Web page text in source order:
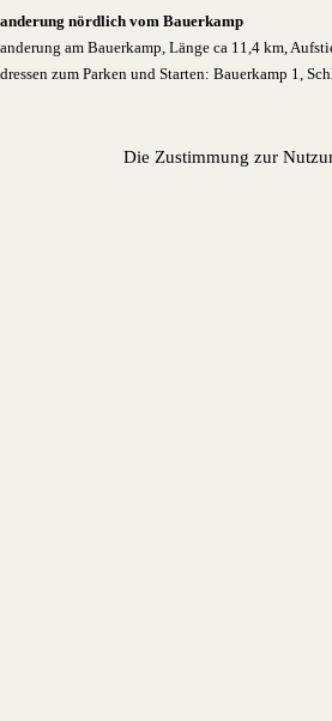
nördlich vom Bauerkamp
am Bauerkamp, Länge ca 11,4 km,
zum Parken und Starten: Bauerkamp 1,
Die Zustimmung zur